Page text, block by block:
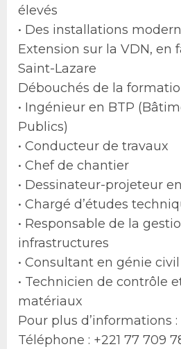
élevés
• Des installations
Extension sur la VDN, en
Saint-Lazare
Débouchés de la
• Ingénieur en BTP
Publics)
• Conducteur de travaux
• Chef de chantier
• Dessinateur-projeteur
• Chargé d’études
• Responsable de la
infrastructures
• Consultant en génie civil
• Technicien de contrôle
matériaux
Pour plus d’informations :
Téléphone : +221 77 709